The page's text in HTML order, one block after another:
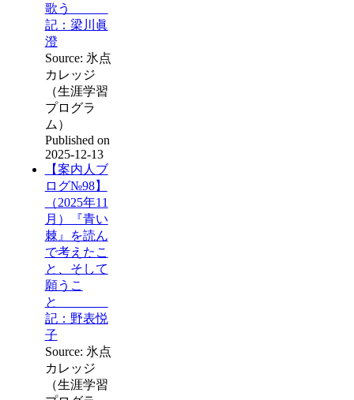
歌う
記：梁川眞
澄
Source: 氷点
カレッジ
（生涯学習
プログラ
ム）
Published on
2025-12-13
【案内人ブ
ログ№98】
（2025年11
月）『青い
棘』を読ん
で考えたこ
と、そして
願うこ
と
記：野表悦
子
Source: 氷点
カレッジ
（生涯学習